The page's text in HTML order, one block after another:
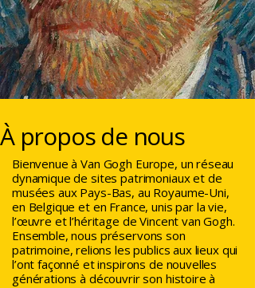
À propos de nous
Bienvenue à Van Gogh Europe, un réseau
dynamique de sites patrimoniaux et de
musées aux Pays-Bas, au Royaume-Uni,
en Belgique et en France, unis par la vie,
l’œuvre et l’héritage de Vincent van Gogh.
Ensemble, nous préservons son
patrimoine, relions les publics aux lieux qui
l’ont façonné et inspirons de nouvelles
générations à découvrir son histoire à